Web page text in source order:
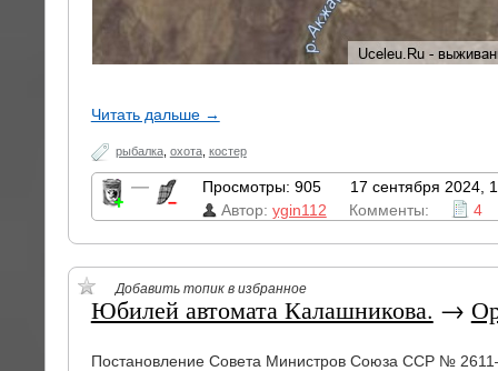
Читать дальше →
рыбалка, охота, костер
— Просмотры: 905
17 сентября 2024,
Автор: ygin112 Комменты: 4
Добавить топик в избранное
Юбилей автомата Калашникова. →
Постановление Совета Министров Союза ССР №